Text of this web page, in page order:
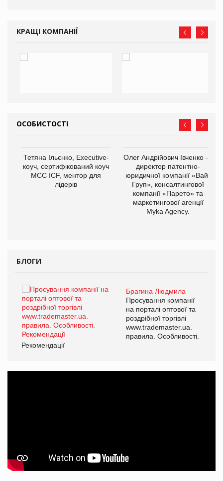
КРАЩІ КОМПАНІЇ
ОСОБИСТОСТІ
Тетяна Ільєнко, Executive-
коуч, сертифікований коуч
МСС ICF, ментор для
лідерів
Олег Андрійович Івченко —
директор патентно-
юридичної компанії «Вайз
Груп», консалтингової
компанії «Парето» та
маркетингової агенції
Myka Agency.
БЛОГИ
Брагина Людмила
Просування компанії
на порталі оптової та
роздрібної торгівлі
www.trademaster.ua.
правила. Особливості.
Рекомендації